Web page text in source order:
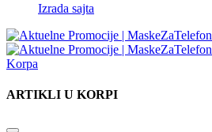
Izrada sajta
Korpa
ARTIKLI U KORPI